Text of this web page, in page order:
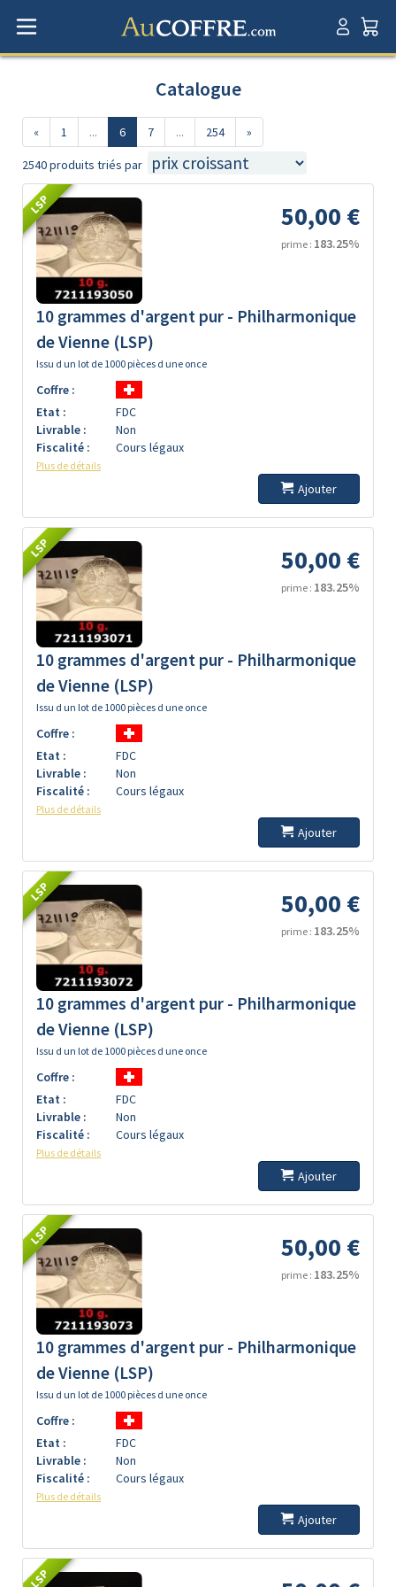
Catalogue
« 1 ... 6 7 ... 254 »
2540 produits triés par
LSP 50,00 €
prime : 183.25%
10 grammes d'argent pur - Philharmonique
de Vienne (LSP)
Issu d un lot de 1000 pièces d une once
Coffre :
Etat :
FDC
Livrable :
Non
Fiscalité :
Cours légaux
Plus de détails
Ajouter
LSP 50,00 €
prime : 183.25%
10 grammes d'argent pur - Philharmonique
de Vienne (LSP)
Issu d un lot de 1000 pièces d une once
Coffre :
Etat :
FDC
Livrable :
Non
Fiscalité :
Cours légaux
Plus de détails
Ajouter
LSP 50,00 €
prime : 183.25%
10 grammes d'argent pur - Philharmonique
de Vienne (LSP)
Issu d un lot de 1000 pièces d une once
Coffre :
Etat :
FDC
Livrable :
Non
Fiscalité :
Cours légaux
Plus de détails
Ajouter
LSP 50,00 €
prime : 183.25%
10 grammes d'argent pur - Philharmonique
de Vienne (LSP)
Issu d un lot de 1000 pièces d une once
Coffre :
Etat :
FDC
Livrable :
Non
Fiscalité :
Cours légaux
Plus de détails
Ajouter
LSP